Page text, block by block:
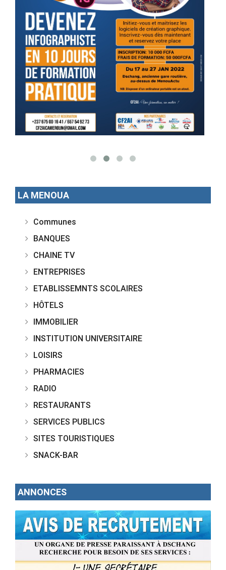
LA MENOUA
Communes
BANQUES
CHAINE TV
ENTREPRISES
ETABLISSEMNTS SCOLAIRES
HÔTELS
IMMOBILIER
INSTITUTION UNIVERSITAIRE
LOISIRS
PHARMACIES
RADIO
RESTAURANTS
SERVICES PUBLICS
SITES TOURISTIQUES
SNACK-BAR
ANNONCES